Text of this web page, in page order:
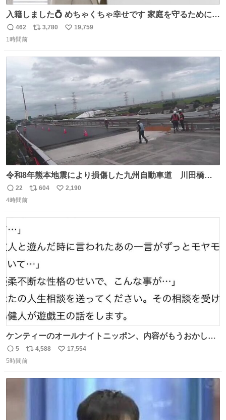
入籍しました💍 めちゃくちゃ幸せです 家庭を守るためにも
頑張ります！
返
信
462
リ
ト
数
3,780
い
数
19,759
1時間前
令和8年熊本地震により損傷した九州自動車道 川田橋
（下り線）の復旧作業を行っています。 タイムラプス動画
で、橋りょうと盛土部との段差を舗装にてすりつけを行っ
返
信
22
リ
604
い
2,190
4時間前
ケンティーのオールナイトニッポン、内容がもうおかしい
#中島健人ANN
返
信
5
リ
ポ
4,588
い
17,554
5時間前